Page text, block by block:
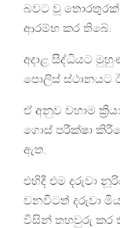
බවට වූ
ආරම්භ කර තිබේ.
අදාළ සිද්ධියට
පොලිස් ස්ථානයට
ඒ අනුව ‍වහාම
ගොස් පරීක්ෂා
ඇත.
එහිදී එම දරුවා
වනවිටත් දරුවා
විසින් තහවුරු කර